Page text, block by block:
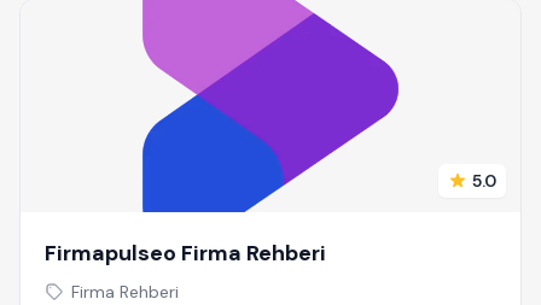
5.0
Firmapulseo Firma Rehberi
Firma Rehberi